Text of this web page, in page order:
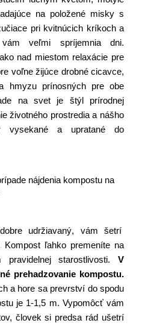
na položené misky s
pri kvitnúcich kríkoch a
veľmi spríjemnia dni.
nad miestom relaxácie pre
voľne žijúce drobné cicavce,
hmyzu prínosných pre obe
na svet je štýl prírodnej
životného prostredia a nášho
vysekané a upratané do
nájdenia kompostu na
udržiavaný, vám šetrí
ľahko premeníte na
pravidelnej starostlivosti. V
prehadzovanie kompostu.
a hore sa prevrství do spodu
je 1-1,5 m. Vypomôcť vám
človek si predsa rád ušetrí